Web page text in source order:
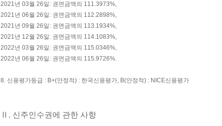
2021년 03월 26일: 권면금액의 111.3973%,
2021년 06월 26일: 권면금액의 112.2898%,
2021년 09월 26일: 권면금액의 113.1934%,
2021년 12월 26일: 권면금액의 114.1083%,
2022년 03월 26일: 권면금액의 115.0346%,
2022년 06월 26일: 권면금액의 115.9726%.
8. 신용평가등급 : B+(안정적) : 한국신용평가, B(안정적) : NICE신용평가
Ⅱ. 신주인수권에 관한 사항